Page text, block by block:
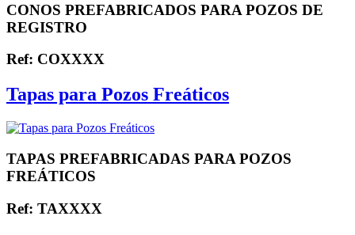
CONOS PREFABRICADOS PARA POZOS DE
REGISTRO
Ref: COXXXX
Tapas para Pozos Freáticos
TAPAS PREFABRICADAS PARA POZOS
FREÁTICOS
Ref: TAXXXX